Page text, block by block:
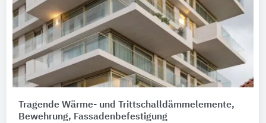
Tragende Wärme- und Trittschalldämmelemente,
Bewehrung, Fassadenbefestigung